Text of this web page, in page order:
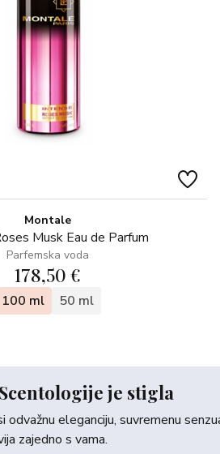
Montale
Musk Eau de Parfum
Parfemska voda
178,50 €
100 ml 50 ml
je stigla
odvažnu eleganciju, suvremenu
zajedno s vama.